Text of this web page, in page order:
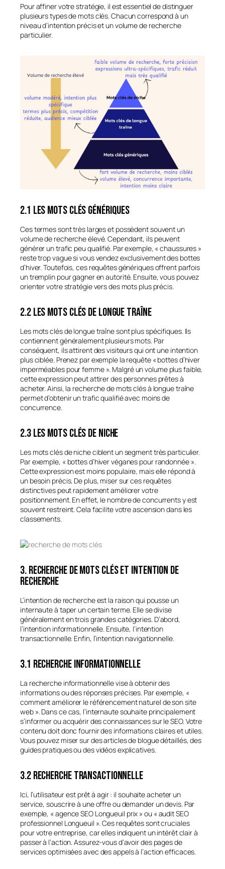
Pour affiner votre stratégie, il est essentiel de distinguer
plusieurs types de mots clés. Chacun correspond à un
niveau d’intention précis et un volume de recherche
particulier.
2.1 Les mots clés génériques
Ces termes sont très larges et possèdent souvent un
volume de recherche élevé. Cependant, ils peuvent
générer un trafic peu qualifié. Par exemple, « chaussures »
reste trop vague si vous vendez exclusivement des bottes
d’hiver. Toutefois, ces requêtes génériques offrent parfois
un tremplin pour gagner en autorité. Ensuite, vous pouvez
orienter votre stratégie vers des mots plus précis.
2.2 Les mots clés de longue traîne
Les mots clés de longue traîne sont plus spécifiques. Ils
contiennent généralement plusieurs mots. Par
conséquent, ils attirent des visiteurs qui ont une intention
plus ciblée. Prenez par exemple la requête « bottes d’hiver
imperméables pour femme ». Malgré un volume plus faible,
cette expression peut attirer des personnes prêtes à
acheter. Ainsi, la recherche de mots clés à longue traîne
permet d’obtenir un trafic qualifié avec moins de
concurrence.
2.3 Les mots clés de niche
Les mots clés de niche ciblent un segment très particulier.
Par exemple, « bottes d’hiver véganes pour randonnée ».
Cette expression est moins populaire, mais elle répond à
un besoin précis. De plus, miser sur ces requêtes
distinctives peut rapidement améliorer votre
positionnement. En effet, le nombre de concurrents y est
souvent restreint. Cela facilite votre ascension dans les
classements.
3. Recherche de mots clés et intention de
recherche
L’intention de recherche est la raison qui pousse un
internaute à taper un certain terme. Elle se divise
généralement en trois grandes catégories. D’abord,
l’intention informationnelle. Ensuite, l’intention
transactionnelle. Enfin, l’intention navigationnelle.
3.1 Recherche informationnelle
La recherche informationnelle vise à obtenir des
informations ou des réponses précises. Par exemple, «
comment améliorer le référencement naturel de son site
web ». Dans ce cas, l’internaute souhaite principalement
s’informer ou acquérir des connaissances sur le SEO. Votre
contenu doit donc fournir des informations claires et utiles.
Vous pouvez miser sur des articles de blogue détaillés, des
guides pratiques ou des vidéos explicatives.
3.2 Recherche transactionnelle
Ici, l’utilisateur est prêt à agir : il souhaite acheter un
service, souscrire à une offre ou demander un devis. Par
exemple, « agence SEO Longueuil prix » ou « audit SEO
professionnel Longueuil ». Ces requêtes sont cruciales
pour votre entreprise, car elles indiquent un intérêt clair à
passer à l’action. Assurez-vous d’avoir des pages de
services optimisées avec des appels à l’action efficaces.